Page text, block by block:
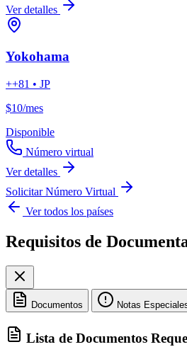
Ver detalles
Yokohama
++81 • JP
$10/mes
Disponible
Número virtual
Ver detalles
Solicitar Número Virtual
Ver todos los países
Requisitos de
Documentos Notas
Lista de Documentos